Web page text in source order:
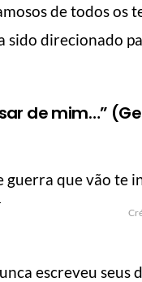
de todos os
sido direcionado
de mim…”
escreveu seus